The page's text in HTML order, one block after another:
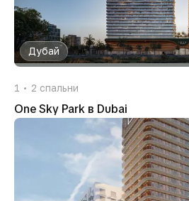
Дубай
1 2 спальни
One Sky Park в Dubai